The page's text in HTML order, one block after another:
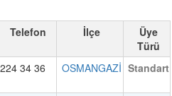
Telefon İlçe
Üye
Türü
224 34 36 OSMANGAZİ Standart